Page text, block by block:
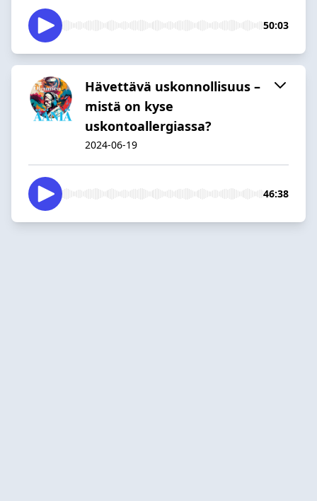
50:03
Hävettävä uskonnollisuus –
mistä on kyse
uskontoallergiassa?
2024-06-19
46:38